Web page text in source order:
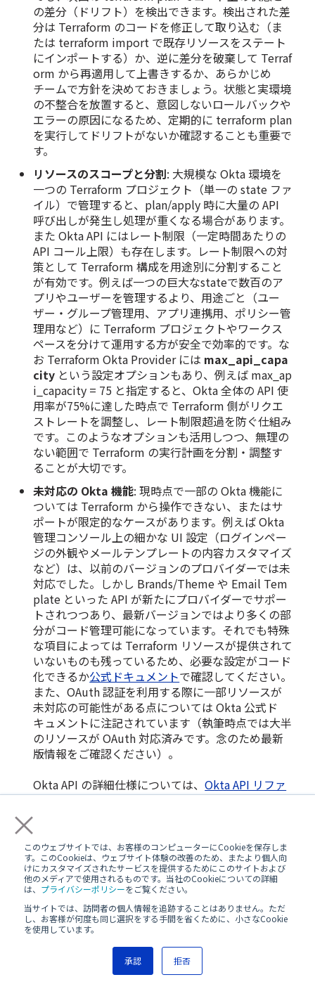
×
このウェブサイトでは、お客様のコンピューターにCookieを保存しま
す。このCookieは、ウェブサイト体験の改善のため、またより個人向
けにカスタマイズされたサービスを提供するためにこのサイトおよび
他のメディアで使用されるものです。当社のCookieについての詳細
は、 プライバシーポリシーをご覧ください。
当サイトでは、訪問者の個人情報を追跡することはありません。ただ
し、お客様が何度も同じ選択をする手間を省くために、小さなCookie
を使用しています。
承認 拒否
の差分（ドリフト）を検出できます。検出された差
分は Terraform のコードを修正して取り込む（ま
たは terraform import で既存リソースをステート
にインポートする）か、逆に差分を破棄して Terraf
orm から再適用して上書きするか、あらかじめ
チームで方針を決めておきましょう。状態と実環境
の不整合を放置すると、意図しないロールバックや
エラーの原因になるため、定期的に terraform plan
を実行してドリフトがないか確認することも重要で
す。
リソースのスコープと分割: 大規模な Okta 環境を
一つの Terraform プロジェクト（単一の state ファ
イル）で管理すると、plan/apply 時に大量の API
呼び出しが発生し処理が重くなる場合があります。
また Okta API にはレート制限（一定時間あたりの
API コール上限）も存在します。レート制限への対
策として Terraform 構成を用途別に分割すること
が有効です。例えば一つの巨大なstateで数百のア
プリやユーザーを管理するより、用途ごと（ユー
ザー・グループ管理用、アプリ連携用、ポリシー管
理用など）に Terraform プロジェクトやワークス
ペースを分けて運用する方が安全で効率的です。な
お Terraform Okta Provider には max_api_capa
city という設定オプションもあり、例えば max_ap
i_capacity = 75 と指定すると、Okta 全体の API 使
用率が75%に達した時点で Terraform 側がリクエ
ストレートを調整し、レート制限超過を防ぐ仕組み
です。このようなオプションも活用しつつ、無理の
ない範囲で Terraform の実行計画を分割・調整す
ることが大切です。
未対応の Okta 機能: 現時点で一部の Okta 機能に
ついては Terraform から操作できない、またはサ
ポートが限定的なケースがあります。例えば Okta
管理コンソール上の細かな UI 設定（ログインペー
ジの外観やメールテンプレートの内容カスタマイズ
など）は、以前のバージョンのプロバイダーでは未
対応でした。しかし Brands/Theme や Email Tem
plate といった API が新たにプロバイダーでサポー
トされつつあり、最新バージョンではより多くの部
分がコード管理可能になっています。それでも特殊
な項目によっては Terraform リソースが提供されて
いないものも残っているため、必要な設定がコード
化できるか公式ドキュメントで確認してください。
また、OAuth 認証を利用する際に一部リソースが
未対応の可能性がある点については Okta 公式ド
キュメントに注記されています（執筆時点では大半
のリソースが OAuth 対応済みです。念のため最新
版情報をご確認ください）。
Okta API の詳細仕様については、Okta API リファ
レンスも参考になります。
まとめ
本稿では、Terraform Okta Provider を活用した Okta 環
境管理の概要と簡単なユースケース、さらに活用する際
の重要なポイントを紹介しました。Terraform による Ia
C 導入には初期段階で準備が必要ですが、一度仕組みを
整えれば、アイデンティティ管理における日常業務の負
荷軽減とヒューマンエラーの防止に大きく貢献します。
Okta と Terraform の連携がもたらす効率的かつ安全な